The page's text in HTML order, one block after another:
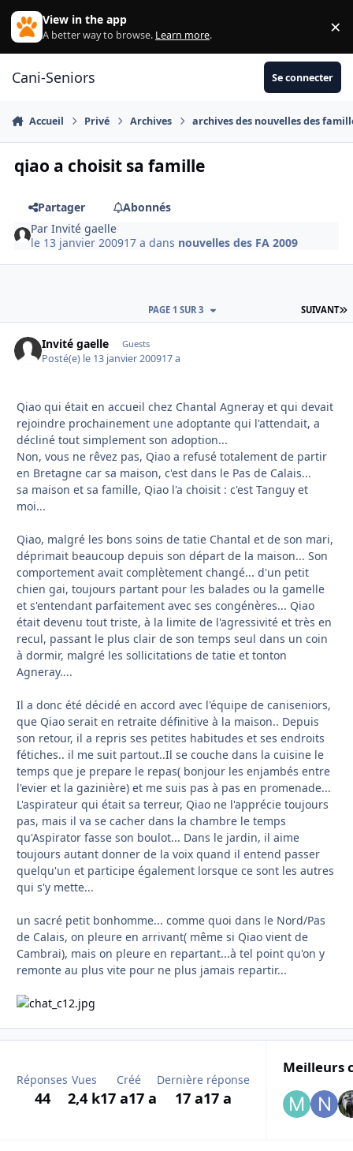
Aller au contenu
View in the app
A better way to browse. Learn more. ×
Cani-Seniors Se connecter
Accueil Privé Archives archives des nouvelles des
qiao a choisit sa famille
Partager
Abonnés
ParInvité gaelle
le 13 janvier 200917 a dans nouvelles des FA 2009
SUIVANT
PAGE 1 SUR 3
Invité gaelle Guests
Posté(e) le 13 janvier 200917 a
Qiao qui était en accueil chez Chantal Agneray et qui devait
rejoindre prochainement une adoptante qui l'attendait, a
décliné tout simplement son adoption...
Non, vous ne rêvez pas, Qiao a refusé totalement de partir
en Bretagne car sa maison, c'est dans le Pas de Calais...
sa maison et sa famille, Qiao l'a choisit : c'est Tanguy et
moi...
Qiao, malgré les bons soins de tatie Chantal et de son mari,
déprimait beaucoup depuis son départ de la maison... Son
comportement avait complètement changé... d'un petit
chien gai, toujours partant pour les balades ou la gamelle
et s'entendant parfaitement avec ses congénères... Qiao
était devenu tout triste, à la limite de l'agressivité et très en
recul, passant le plus clair de son temps seul dans un coin
à dormir, malgré les sollicitations de tatie et tonton
Agneray....
Il a donc été décidé en accord avec l'équipe de caniseniors,
que Qiao serait en retraite définitive à la maison.. Depuis
son retour, il a repris ses petites habitudes et ses endroits
fétiches.. il me suit partout..Il se couche dans la cuisine le
temps que je prepare le repas( bonjour les enjambés entre
l'evier et la gazinière) et me suis pas à pas en promenade...
L'aspirateur qui était sa terreur, Qiao ne l'apprécie toujours
pas, mais il va se cacher dans la chambre le temps
qu'Aspirator fasse son boulot... Dans le jardin, il aime
toujours autant donner de la voix quand il entend passer
quelqu'un et participe également lorsque ce sont les autres
qui s'y mette...
un sacré petit bonhomme... comme quoi dans le Nord/Pas
de Calais, on pleure en arrivant( même si Qiao vient de
Cambrai), mais on pleure en repartant...à tel point qu'on y
remonte au plus vite pour ne plus jamais repartir...
Réponses
44
Vues
2,4 k
Créé
17 a17 a
Dernière réponse
17 a17 a
Meilleurs